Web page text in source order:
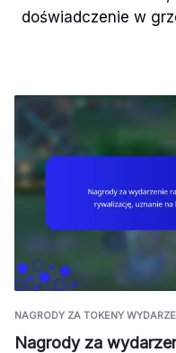
doświadczenie w
NAGRODY ZA TOKENY
Nagrody za